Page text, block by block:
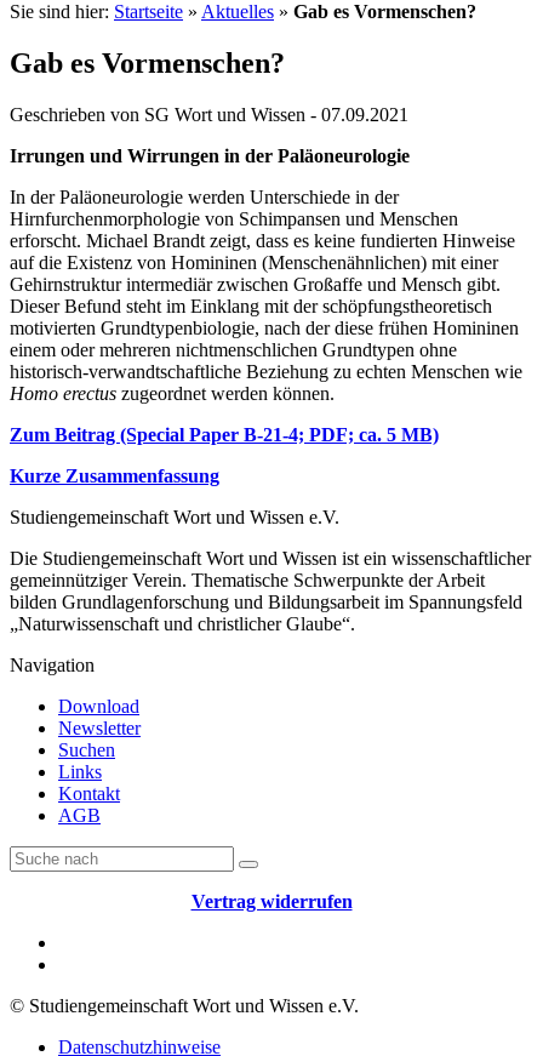
Sie sind hier: Startseite » Aktuelles » Gab es Vormenschen?
Gab es Vormenschen?
Geschrieben von SG Wort und Wissen - 07.09.2021
Irrungen und Wirrungen in der Paläoneurologie
In der Paläoneurologie werden Unterschiede in der
Hirnfurchenmorphologie von Schimpansen und Menschen
erforscht. Michael Brandt zeigt, dass es keine fundierten Hinweise
auf die Existenz von Homininen (Menschenähnlichen) mit einer
Gehirnstruktur intermediär zwischen Großaffe und Mensch gibt.
Dieser Befund steht im Einklang mit der schöpfungstheoretisch
motivierten Grundtypenbiologie, nach der diese frühen Homininen
einem oder mehreren nichtmenschlichen Grundtypen ohne
historisch-verwandtschaftliche Beziehung zu echten Menschen wie
Homo erectus zugeordnet werden können.
Zum Beitrag (Special Paper B-21-4; PDF; ca. 5 MB)
Kurze Zusammenfassung
Studiengemeinschaft Wort und Wissen e.V.
Die Studiengemeinschaft Wort und Wissen ist ein wissenschaftlicher
gemeinnütziger Verein. Thematische Schwerpunkte der Arbeit
bilden Grundlagenforschung und Bildungsarbeit im Spannungsfeld
„Naturwissenschaft und christlicher Glaube“.
Navigation
Download
Newsletter
Suchen
Links
Kontakt
AGB
Vertrag widerrufen
© Studiengemeinschaft Wort und Wissen e.V.
Datenschutzhinweise